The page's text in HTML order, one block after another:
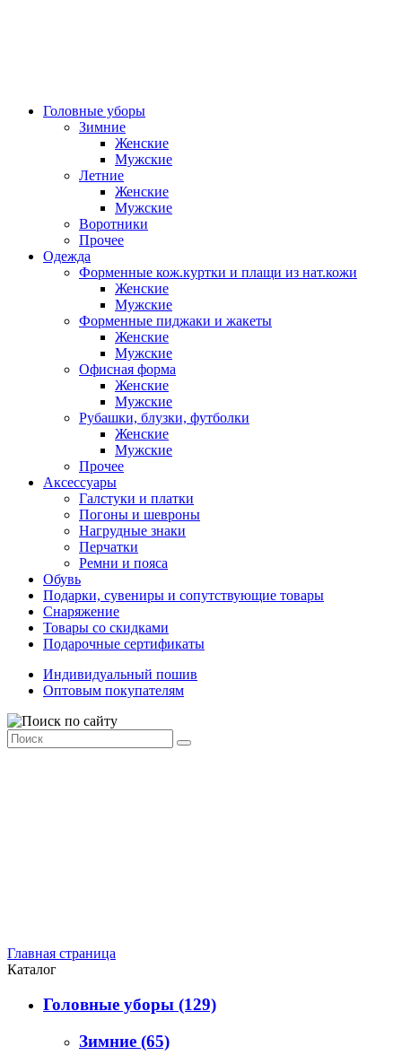
Головные уборы
Зимние
Женские
Мужские
Летние
Женские
Мужские
Воротники
Прочее
Одежда
Форменные кож.куртки и плащи из нат.кожи
Женские
Мужские
Форменные пиджаки и жакеты
Женские
Мужские
Офисная форма
Женские
Мужские
Рубашки, блузки, футболки
Женские
Мужские
Прочее
Аксессуары
Галстуки и платки
Погоны и шевроны
Нагрудные знаки
Перчатки
Ремни и пояса
Обувь
Подарки, сувениры и сопутствующие товары
Снаряжение
Товары со скидками
Подарочные сертификаты
Индивидуальный пошив
Оптовым покупателям
Главная страница
Каталог
Головные уборы (129)
Зимние (65)